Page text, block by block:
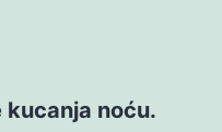
kucanja noću.